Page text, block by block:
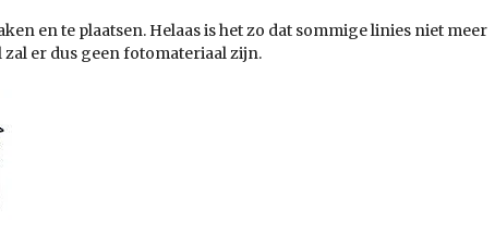
en te plaatsen. Helaas is het zo dat sommige linies niet meer
er dus geen fotomateriaal zijn.